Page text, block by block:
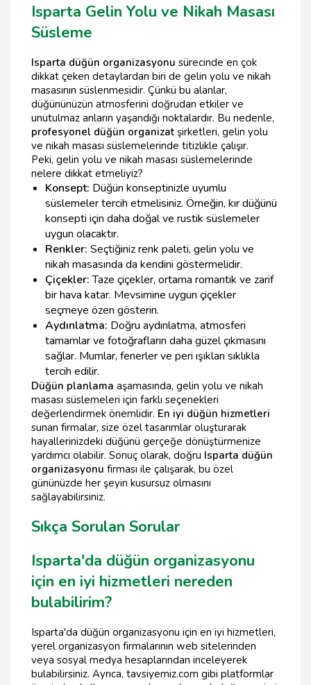
Isparta Gelin Yolu ve Nikah Masası
Süsleme
Isparta düğün organizasyonu sürecinde en çok
dikkat çeken detaylardan biri de gelin yolu ve nikah
masasının süslenmesidir. Çünkü bu alanlar,
düğününüzün atmosferini doğrudan etkiler ve
unutulmaz anların yaşandığı noktalardır. Bu nedenle,
profesyonel düğün organizat şirketleri, gelin yolu
ve nikah masası süslemelerinde titizlikle çalışır.
Peki, gelin yolu ve nikah masası süslemelerinde
nelere dikkat etmeliyiz?
Konsept: Düğün konseptinizle uyumlu
süslemeler tercih etmelisiniz. Örneğin, kır düğünü
konsepti için daha doğal ve rustik süslemeler
uygun olacaktır.
Renkler: Seçtiğiniz renk paleti, gelin yolu ve
nikah masasında da kendini göstermelidir.
Çiçekler:Taze çiçekler, ortama romantik ve zarif
bir hava katar. Mevsimine uygun çiçekler
seçmeye özen gösterin.
Aydınlatma: Doğru aydınlatma, atmosferi
tamamlar ve fotoğrafların daha güzel çıkmasını
sağlar. Mumlar, fenerler ve peri ışıkları sıklıkla
tercih edilir.
Düğün planlama aşamasında, gelin yolu ve nikah
masası süslemeleri için farklı seçenekleri
değerlendirmek önemlidir. En iyi düğün hizmetleri
sunan firmalar, size özel tasarımlar oluşturarak
hayallerinizdeki düğünü gerçeğe dönüştürmenize
yardımcı olabilir. Sonuç olarak, doğru Isparta düğün
organizasyonu firması ile çalışarak, bu özel
gününüzde her şeyin kusursuz olmasını
sağlayabilirsiniz.
Sıkça Sorulan Sorular
Isparta'da düğün organizasyonu
için en iyi hizmetleri nereden
bulabilirim?
Isparta'da düğün organizasyonu için en iyi hizmetleri,
yerel organizasyon firmalarının web sitelerinden
veya sosyal medya hesaplarından inceleyerek
bulabilirsiniz. Ayrıca, tavsiyemiz.com gibi platformlar